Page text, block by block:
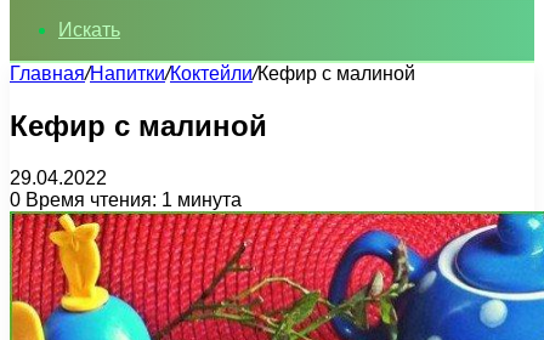
Искать
Главная/Напитки/Коктейли/Кефир с малиной
Кефир с малиной
29.04.2022
0 Время чтения: 1 минута